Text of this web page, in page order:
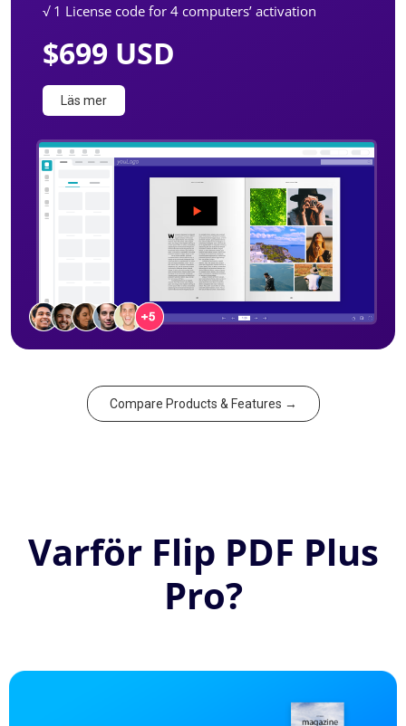
√ 1 License code for 4 computers’ activation
$699 USD
Läs mer
Compare Products & Features →
Varför Flip PDF Plus
Pro?